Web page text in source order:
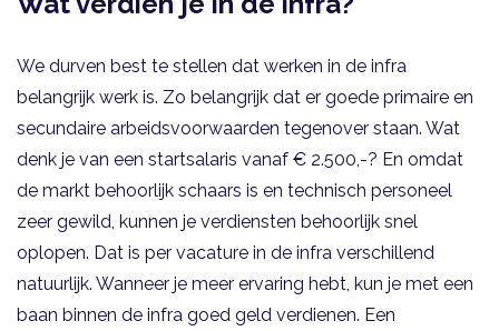
We durven best te stellen dat werken in de infra
belangrijk werk is. Zo belangrijk dat er goede primaire en
secundaire arbeidsvoorwaarden tegenover staan. Wat
denk je van een startsalaris vanaf € 2.500,-? En omdat
de markt behoorlijk schaars is en technisch personeel
zeer gewild, kunnen je verdiensten behoorlijk snel
oplopen. Dat is per vacature in de infra verschillend
natuurlijk. Wanneer je meer ervaring hebt, kun je met een
baan binnen de infra goed geld verdienen. Een